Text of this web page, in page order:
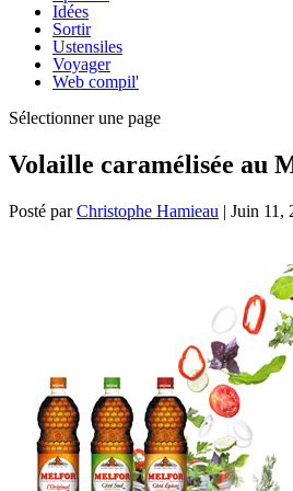
Idées
Sortir
Ustensiles
Voyager
Web compil'
Sélectionner une page
Volaille caramélisée au
Posté parChristophe Hamieau | Juin 11,